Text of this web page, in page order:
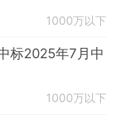
1000万以下
标2025年7月中
1000万以下